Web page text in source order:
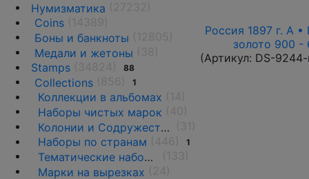
Нумизматика
Coins
Боны и банкноты
Медали и жетоны
Stamps
88
Collections 1
Коллекции в альбомах
Наборы чистых марок
Колонии и Содружества
Наборы по странам
1
Тематические наборы и коллекции •
Марки на вырезках
Россия 1897 г. А
золото 900 -
(Артикул: DS-